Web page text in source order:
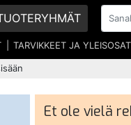
TARVIKKEET JA YLEISOSAT
Et ole vielä